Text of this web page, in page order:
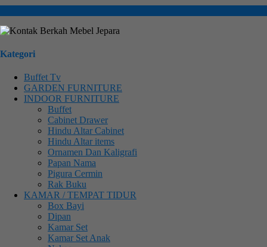
Kategori
Buffet Tv
GARDEN FURNITURE
INDOOR FURNITURE
Buffet
Cabinet Drawer
Hindu Altar Cabinet
Hindu Altar items
Ornamen Dan Kaligrafi
Papan Nama
Pigura Cermin
Rak Buku
KAMAR / TEMPAT TIDUR
Box Bayi
Dipan
Kamar Set
Kamar Set Anak